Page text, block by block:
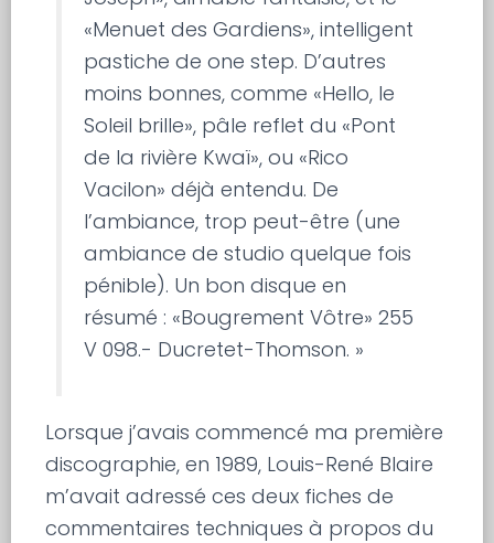
«Menuet des Gardiens», intelligent
pastiche de one step. D’autres
moins bonnes, comme «Hello, le
Soleil brille», pâle reflet du «Pont
de la rivière Kwaï», ou «Rico
Vacilon» déjà entendu. De
l’ambiance, trop peut-être (une
ambiance de studio quelque fois
pénible). Un bon disque en
résumé : «Bougrement Vôtre» 255
V 098.- Ducretet-Thomson. »
Lorsque j’avais commencé ma première
discographie, en 1989, Louis-René Blaire
m’avait adressé ces deux fiches de
commentaires techniques à propos du